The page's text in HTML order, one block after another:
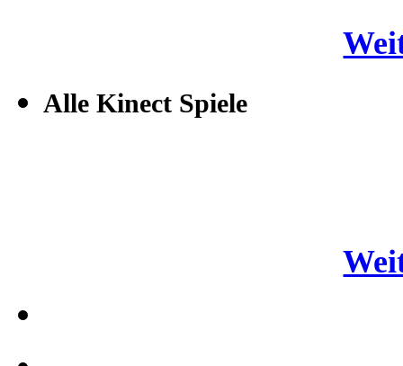
Alle Kinect Spiele